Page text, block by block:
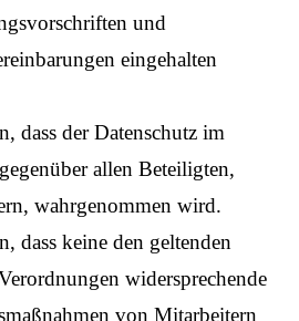
und
eingehalten
dass der Datenschutz im
allen Beteiligten,
wahrgenommen wird.
dass keine den geltenden
widersprechende
von Mitarbeitern